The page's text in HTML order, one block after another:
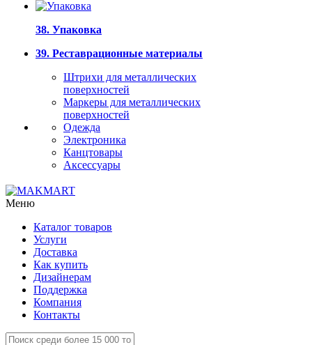
38. Упаковка
39. Реставрационные материалы
Штрихи для металлических
поверхностей
Маркеры для металлических
поверхностей
Одежда
Электроника
Канцтовары
Аксессуары
Меню
Каталог товаров
Услуги
Доставка
Как купить
Дизайнерам
Поддержка
Компания
Контакты